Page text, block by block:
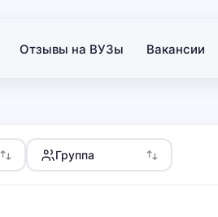
Отзывы на ВУЗы Вакансии
Группа